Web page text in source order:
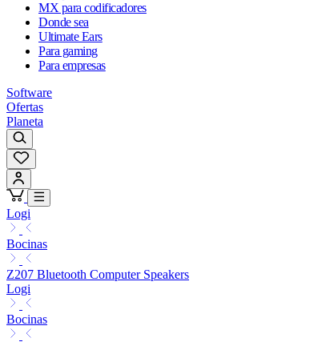
MX para codificadores
Donde sea
Ultimate Ears
Para gaming
Para empresas
Software
Ofertas
Planeta
Logi
Bocinas
Z207 Bluetooth Computer Speakers
Logi
Bocinas